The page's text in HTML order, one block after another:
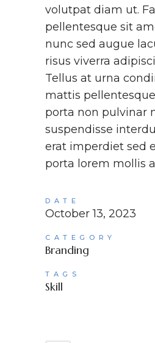
volutpat diam ut.
pellentesque sit
nunc sed augue
risus viverra
Tellus at urna
mattis
porta non pulvinar
suspendisse
erat imperdiet sed
porta lorem mollis
DATE
October 13, 2023
CATEGORY
Branding
TAGS
Skill